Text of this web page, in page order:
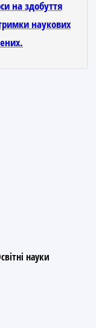
на здобуття
наукових
науки